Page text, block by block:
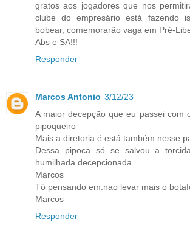
gratos aos jogadores que nos
clube do empresário está fazendo
bobear, comemorarão vaga em Pré-
Abs e SA!!!
Responder
Marcos Antonio 3/12/23
A maior decepção que eu passei com
pipoqueiro
Mais a diretoria é está também.nesse
Dessa pipoca só se salvou a
humilhada decepcionada
Marcos
Tô pensando em.nao levar mais o
Marcos
Responder